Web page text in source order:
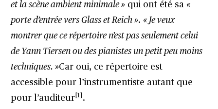
et la scène ambient minimale » qui ont été sa «
porte d’entrée vers Glass et Reich ». « Je veux
montrer que ce répertoire n’est pas seulement celui
de Yann Tiersen ou des pianistes un petit peu moins
techniques. »Car oui, ce répertoire est
accessible pour l’instrumentiste autant que
pour l’auditeur [1] .